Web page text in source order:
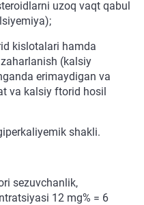
uzoq vaqt qabul
kislotalari hamda
(kalsiy
erimaydigan va
va kalsiy ftorid hosil
shakli.
sezuvchanlik,
12 mg% = 6